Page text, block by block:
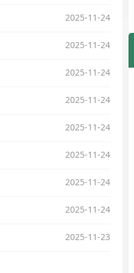
2025-11-24
2025-11-24
2025-11-24
2025-11-24
2025-11-24
2025-11-24
2025-11-24
2025-11-24
2025-11-23